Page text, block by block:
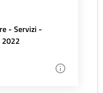
- Servizi -